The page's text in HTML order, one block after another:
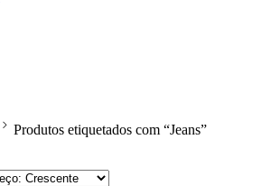
Produtos etiquetados com “Jeans”